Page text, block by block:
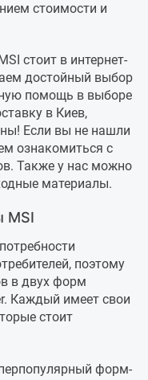
стоимости и
стоит в интернет-
достойный выбор
помощь в выборе
в Киев,
Если вы не нашли
ознакомиться с
Также у нас можно
материалы.
MSI
поэтому
в двух форм
Каждый имеет свои
стоит
форм-